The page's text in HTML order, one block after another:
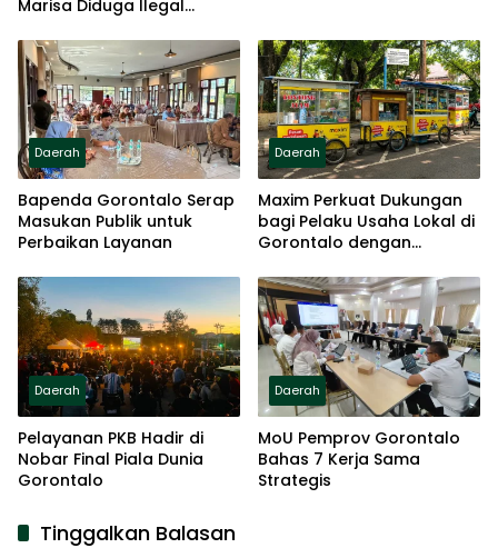
Marisa Diduga Ilegal
terangan
Daerah
Bapenda Gorontalo Serap
Masukan Publik untuk
Perbaikan Layanan
Daerah
Maxim Perkuat Dukungan
bagi Pelaku Usaha Lokal di
Gorontalo dengan
dan Kebersihan Pasar
Daerah
Pelayanan PKB Hadir di
Nobar Final Piala Dunia
Gorontalo
Daerah
MoU Pemprov Gorontalo
Bahas 7 Kerja Sama
Strategis
Tinggalkan Balasan